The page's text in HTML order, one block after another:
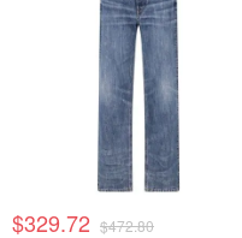
$329.72 $472.80